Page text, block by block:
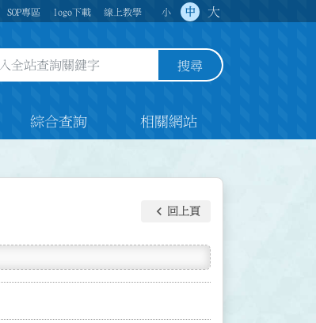
SOP專區 logo下載 線上教學 小 中 大
詢關鍵字欄位 搜尋
綜合查詢 相關網站
keyboard_arrow_left 回上頁